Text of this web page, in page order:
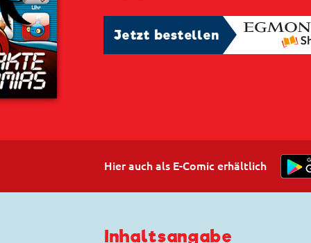
Jetzt bestellen
Hier auch als E-Comic erhältlich
Inhaltsangabe